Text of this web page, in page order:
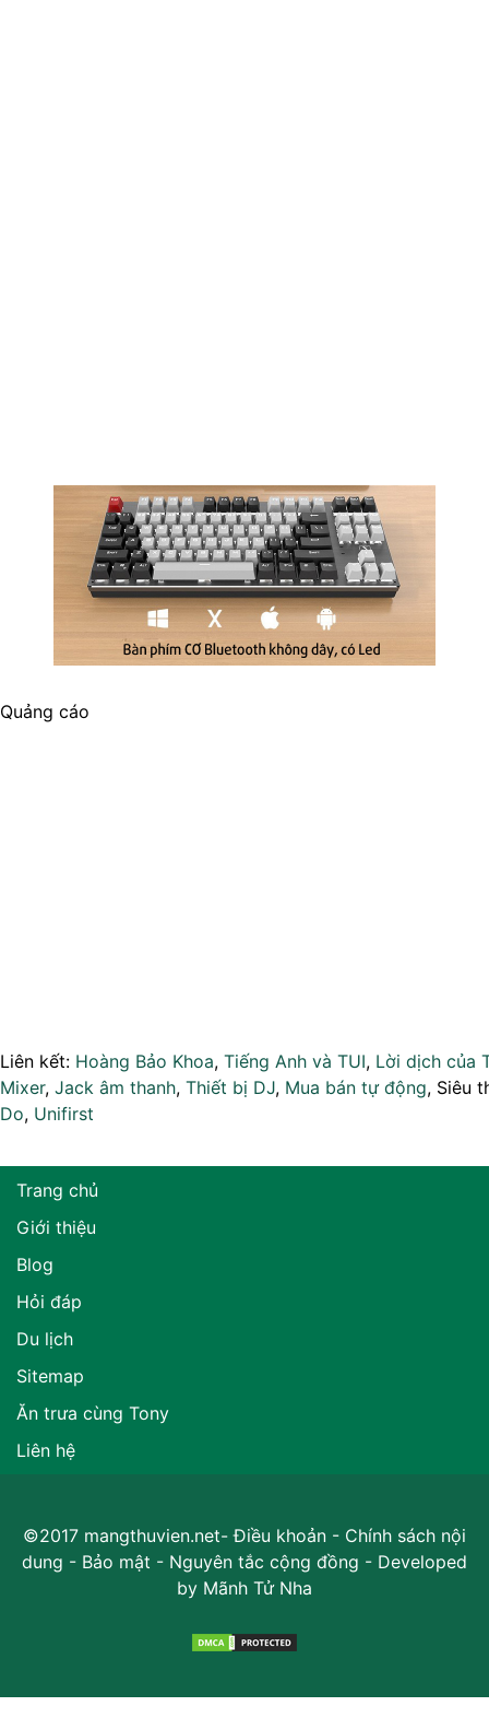
Quảng cáo
Liên kết: Hoàng Bảo Khoa, Tiếng Anh và TUI, Lời dịch của
Mixer, Jack âm thanh, Thiết bị DJ, Mua bán tự động, Siêu
Do, Unifirst
Trang chủ
Giới thiệu
Blog
Hỏi đáp
Du lịch
Sitemap
Ăn trưa cùng Tony
Liên hệ
©2017 mangthuvien.net-Điều khoản - Chính sách nội
dung - Bảo mật - Nguyên tắc cộng đồng - Developed
by Mãnh Tử Nha